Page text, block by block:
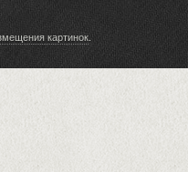
картинок.